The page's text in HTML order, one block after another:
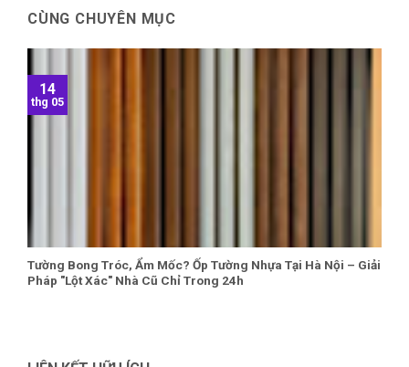
CÙNG CHUYÊN MỤC
Tường Bong Tróc, Ẩm Mốc? Ốp Tường Nhựa Tại Hà Nội – Giải
Pháp "Lột Xác" Nhà Cũ Chỉ Trong 24h
14
thg 05